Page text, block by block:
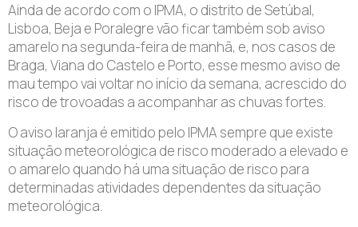
Ainda de acordo com o IPMA, o distrito de Setúbal,
Lisboa, Beja e Poralegre vão ficar também sob aviso
amarelo na segunda-feira de manhã, e, nos casos de
Braga, Viana do Castelo e Porto, esse mesmo aviso de
mau tempo vai voltar no início da semana, acrescido do
risco de trovoadas a acompanhar as chuvas fortes.
O aviso laranja é emitido pelo IPMA sempre que existe
situação meteorológica de risco moderado a elevado e
o amarelo quando há uma situação de risco para
determinadas atividades dependentes da situação
meteorológica.